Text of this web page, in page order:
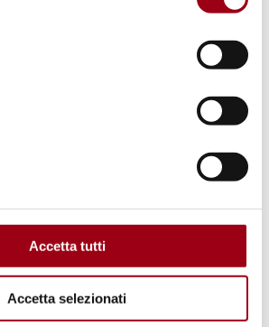
Accetta tutti
Accetta selezionati
non essendo riuscito
dei risparmi di una
di affitti e depositi gonfiati.
evidenziato il rischio di
da ritardi prolungati e ha
dal Comitato nel luglio
offerta né la sospensione
la fornitura di un alloggio